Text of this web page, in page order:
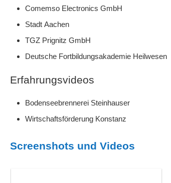
Comemso Electronics GmbH
Stadt Aachen
TGZ Prignitz GmbH
Deutsche Fortbildungsakademie Heilwesen
Erfahrungsvideos
Bodenseebrennerei Steinhauser
Wirtschaftsförderung Konstanz
Screenshots und Videos